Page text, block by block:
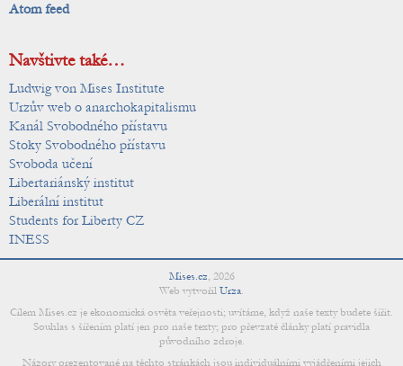
Atom feed
Navštivte také…
Ludwig von Mises Institute
Urzův web o anarchokapitalismu
Kanál Svobodného přístavu
Stoky Svobodného přístavu
Svoboda učení
Libertariánský institut
Liberální institut
Students for Liberty CZ
INESS
Mises.cz, 2026
Web vytvořil Urza.
Cílem Mises.cz je ekonomická osvěta veřejnosti; uvítáme, když naše texty budete šířit.
Souhlas s šířením platí jen pro naše texty; pro převzaté články platí pravidla
původního zdroje.
Názory prezentované na těchto stránkách jsou individuálními vyjádřeními jejich